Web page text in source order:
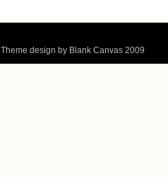
Theme design by Blank Canvas 2009